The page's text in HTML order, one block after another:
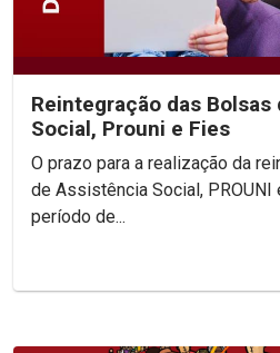
Reintegração das
Social, Prouni e Fies
O prazo para a realização da
de Assistência Social, PROUNI
período de...